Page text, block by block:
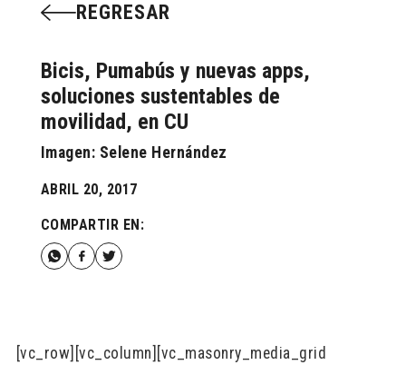
REGRESAR
Bicis, Pumabús y nuevas apps,
soluciones sustentables de
movilidad, en CU
Imagen: Selene Hernández
ABRIL 20, 2017
COMPARTIR EN:
[vc_row][vc_column][vc_masonry_media_grid